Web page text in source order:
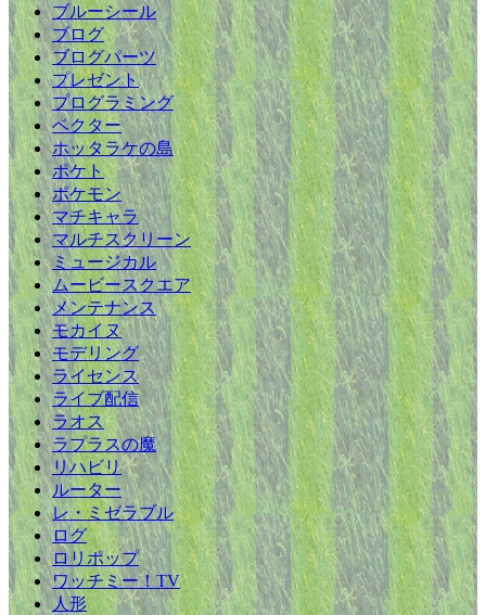
ブルーシール
ブログ
ブログパーツ
プレゼント
プログラミング
ベクター
ホッタラケの島
ポケト
ポケモン
マチキャラ
マルチスクリーン
ミュージカル
ムービースクエア
メンテナンス
モカイヌ
モデリング
ライセンス
ライブ配信
ラオス
ラプラスの魔
リハビリ
ルーター
レ・ミゼラブル
ログ
ロリポップ
ワッチミー！TV
人形